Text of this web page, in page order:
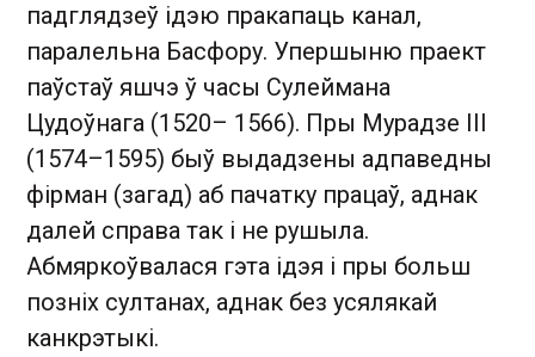
падглядзеў ідэю пракапаць канал,
паралельна Басфору. Упершыню праект
паўстаў яшчэ ў часы Сулеймана
Цудоўнага (1520– 1566). Пры Мурадзе III
(1574–1595) быў выдадзены адпаведны
фірман (загад) аб пачатку працаў, аднак
далей справа так і не рушыла.
Абмяркоўвалася гэта ідэя і пры больш
позніх султанах, аднак без усялякай
канкрэтыкі.